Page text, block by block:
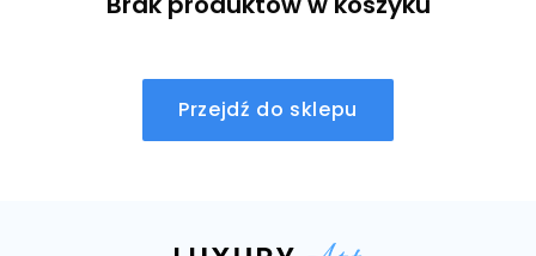
Przejdź do sklepu